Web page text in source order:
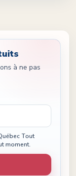
à ne pas
Tout
moment.